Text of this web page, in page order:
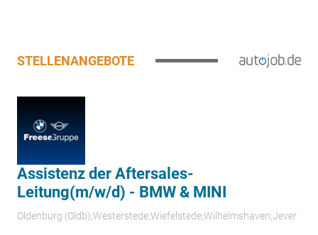
STELLENANGEBOTE
Assistenz der Aftersales-
Leitung(m/w/d) - BMW & MINI
Oldenburg (Oldb);Westerstede;Wiefelstede;Wilhelmshaven;Jever